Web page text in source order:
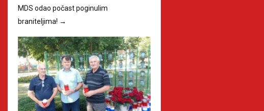
MDS odao počast poginulim
braniteljima! →